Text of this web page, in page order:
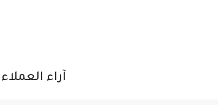
آراء العملاء